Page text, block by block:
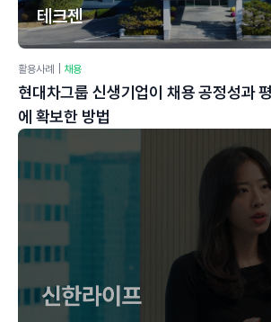
테크젠
활용사례 채용
현대차그룹 신생기업이 채용 공정성과
에 확보한 방법